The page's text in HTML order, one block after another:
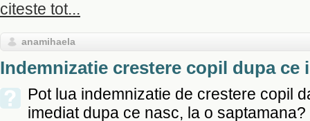
citeste tot...
anamihaela
Indemnizatie crestere copil dupa ce
Pot lua indemnizatie de crestere copil
imediat dupa ce nasc, la o